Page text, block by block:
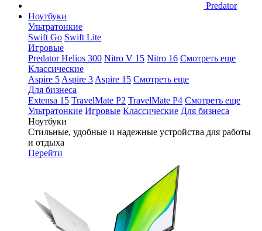
Predator
Ноутбуки
Ультратонкие
Swift Go Swift Lite
Игровые
Predator Helios 300 Nitro V 15 Nitro 16 Смотреть еще
Классические
Aspire 5 Aspire 3 Aspire 15 Смотреть еще
Для бизнеса
Extensa 15 TravelMate P2 TravelMate P4 Смотреть еще
Ультратонкие Игровые Классические Для бизнеса
Ноутбуки
Стильные, удобные и надежные устройства для работы
и отдыха
Перейти